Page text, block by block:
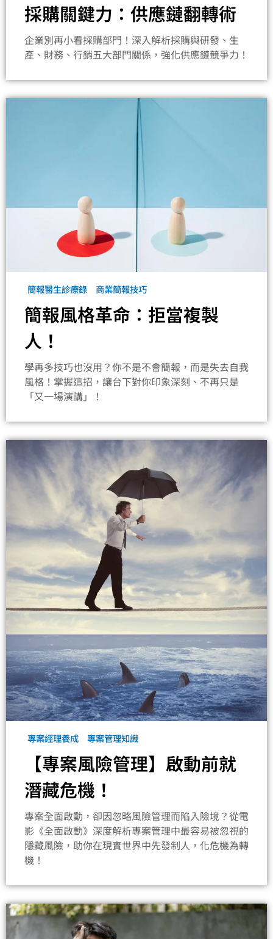
採購關鍵力：供應鏈翻轉術
企業別再小看採購部門！深入解析採購與研發、生
產、財務、行銷五大部門關係，強化供應鏈競爭力！
簡報醫生診療錄 商業簡報技巧
簡報風格革命：拒當複製
人！
學再多技巧也沒用？你不是不會簡報，而是失去自我
風格！掌握這招，讓台下對你印象深刻、不再只是
「又一場演講」！
專案經理養成 專案管理知識
【專案風險管理】啟動前就
潛藏危機！
專案全面啟動，卻因忽略風險管理而陷入險境？從電
影《全面啟動》深度解析專案管理中最容易被忽視的
隱藏風險，助你在現實世界中先發制人，化危機為轉
機！